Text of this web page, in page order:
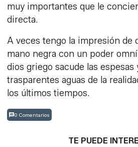
muy importantes que le
directa.
A veces tengo la impresión de
mano negra con un poder
dios griego sacude las espesas
trasparentes aguas de la
los últimos tiempos.
0 Comentarios
TE PUEDE